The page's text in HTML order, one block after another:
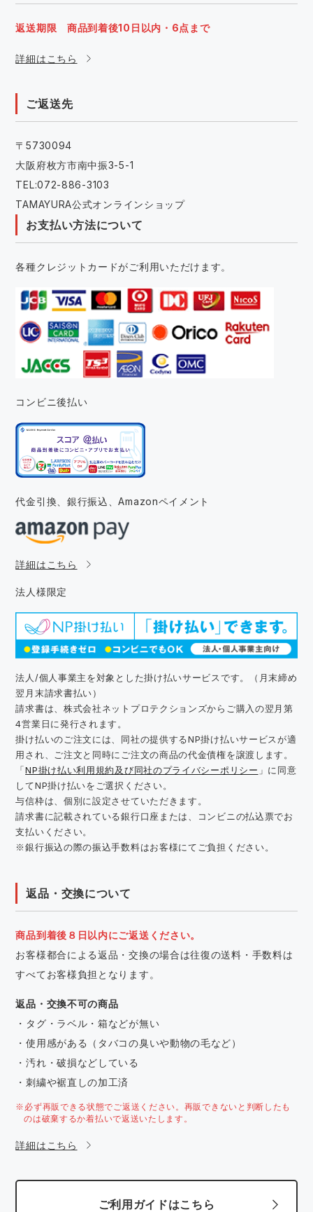
返送期限 商品到着後10日以内・6点まで
詳細はこちら
ご返送先
〒5730094
大阪府枚方市南中振3-5-1
TEL:072-886-3103
TAMAYURA公式オンラインショップ
お支払い方法について
各種クレジットカードがご利用いただけます。
コンビニ後払い
代金引換、銀行振込、Amazonペイメント
詳細はこちら
法人様限定
法人/個人事業主を対象とした掛け払いサービスです。（月末締め
翌月末請求書払い）
請求書は、株式会社ネットプロテクションズからご購入の翌月第
4営業日に発行されます。
掛け払いのご注文には、同社の提供するNP掛け払いサービスが適
用され、ご注文と同時にご注文の商品の代金債権を譲渡します。
「NP掛け払い利用規約及び同社のプライバシーポリシー 」に同意
してNP掛け払いをご選択ください。
与信枠は、個別に設定させていただきます。
請求書に記載されている銀行口座または、コンビニの払込票でお
支払いください。
※銀行振込の際の振込手数料はお客様にてご負担ください。
返品・交換について
商品到着後８日以内にご返送ください。
お客様都合による返品・交換の場合は往復の送料・手数料は
すべてお客様負担となります。
返品・交換不可の商品
・タグ・ラベル・箱などが無い
・使用感がある（タバコの臭いや動物の毛など）
・汚れ・破損などしている
・刺繍や裾直しの加工済
※必ず再販できる状態でご返送ください。再販できないと判断したも
のは破棄するか着払いで返送いたします。
詳細はこちら
ご利用ガイドはこちら